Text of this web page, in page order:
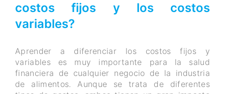
costos fijos y los costos
variables?
Aprender a diferenciar los costos fijos y
variables es muy importante para la salud
financiera de cualquier negocio de la industria
de alimentos. Aunque se trata de diferentes